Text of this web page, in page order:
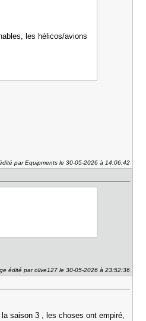
les hélicos/avions
par Equipments le 30-05-2026 à 14:06:42
édité par olive127 le 30-05-2026 à 23:52:36
saison 3 , les choses ont empiré,